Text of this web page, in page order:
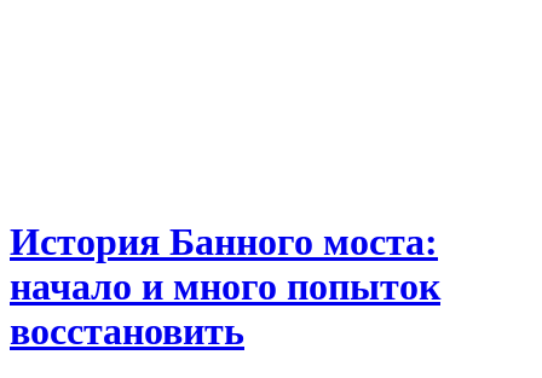
История Банного моста:
начало и много попыток
восстановить